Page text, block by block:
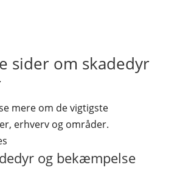
sider om skadedyr
mere om de vigtigste
erhverv og områder.
og bekæmpelse